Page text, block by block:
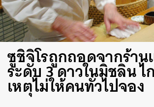
ซูชิจิโรถูกถอดจากร้า
ระดับ 3 ดาวในมิชลิน
เหตุไม่ให้คนทั่วไปจอง